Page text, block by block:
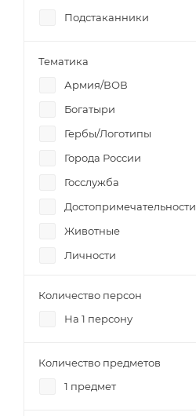
Подстаканники
Тематика
Армия/ВОВ
Богатыри
Гербы/Логотипы
Города России
Госслужба
Достопримечательности
Животные
Личности
Символика РФ
Количество персон
На 1 персону
Количество предметов
1 предмет